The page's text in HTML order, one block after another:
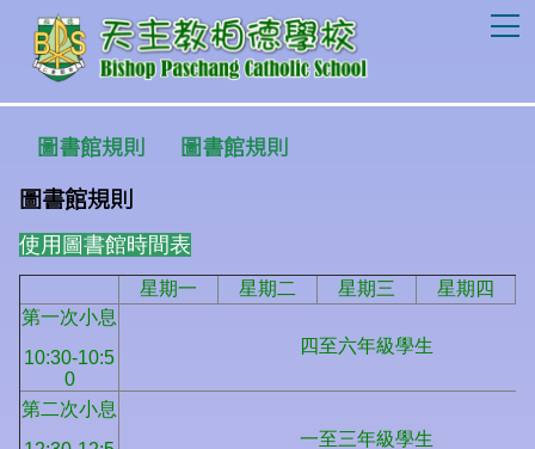
圖書館規則 圖書館規則
圖書館規則